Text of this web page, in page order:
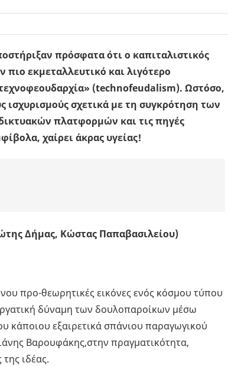
πρόσφατα ότι ο καπιταλιστικός
εκμεταλλευτικό και λιγότερο
(technofeudalism). Ωστόσο,
ισχυρισμούς σχετικά με τη συγκρότηση των
πλατφορμών και τις πηγές
χαίρει άκρας υγείας!
Δήμας, Κώστας Παπαβασιλείου)
προ-θεωρητικές εικόνες ενός κόσμου τύπου
δύναμη των δουλοπαροίκων μέσω
κάποιου εξαιρετικά σπάνιου παραγωγικού
Βαρουφάκης,στην πραγματικότητα,
ιδέας.